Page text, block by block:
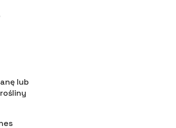
lub